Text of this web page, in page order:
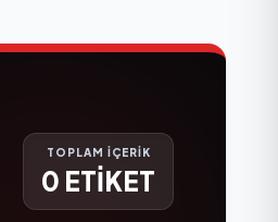
TOPLAM İÇERİK
0 ETİKET